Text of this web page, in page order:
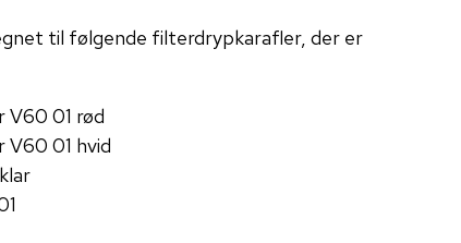
til følgende filterdrypkarafler, der er
V60 01 rød
01 hvid